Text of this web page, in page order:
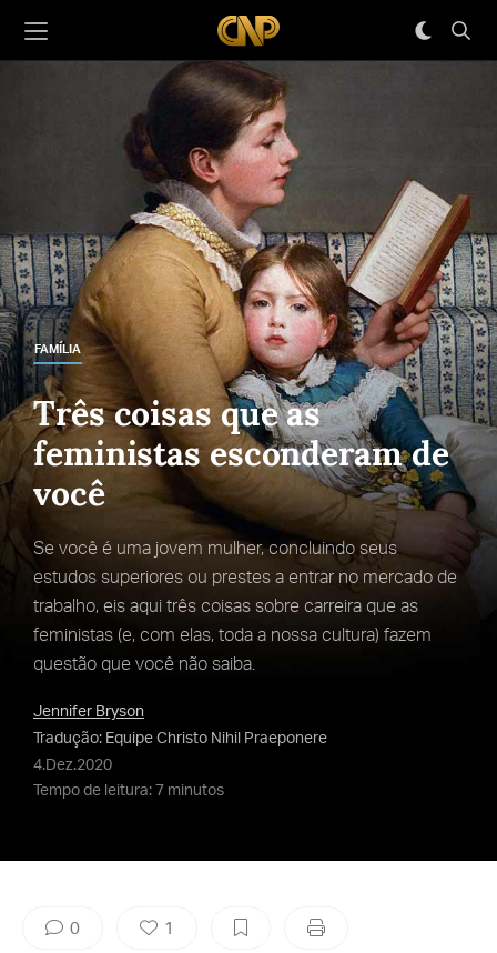
FAMÍLIA
Três coisas que as
feministas esconderam de
você
Se você é uma jovem mulher, concluindo seus
estudos superiores ou prestes a entrar no mercado de
trabalho, eis aqui três coisas sobre carreira que as
feministas (e, com elas, toda a nossa cultura) fazem
questão que você não saiba.
Jennifer Bryson
Tradução: Equipe Christo Nihil Praeponere
4.Dez.2020
Tempo de leitura: 7 minutos
0 1